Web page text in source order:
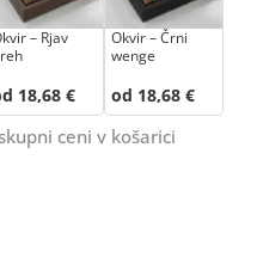
– Rjav
18,68 €
Okvir – Črni
wenge
od 18,68 €
ceni v košarici